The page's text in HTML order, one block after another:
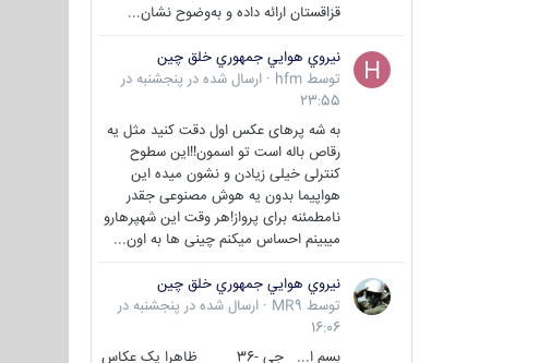
قزاقستان ارائه داده و به‌وضوح نشان...
نيروي هوايي جمهوري خلق چين
توسط hfm
· ارسال شده در پنجشنبه در
23:55
به شه پرهای عکس اول دقت کنید مثل یه
رقاص باله است تو اسمون!!این سطوح
کنترلی خیلی زیادن و نشون میده این
هواپیما بدون یه هوش مصنوعی جقدر
نامطمئنه برای پرواز!هر وقت این شهپرهارو
میبینم احساس میکنم چینی ها به اون...
نيروي هوايي جمهوري خلق چين
توسط MR9
· ارسال شده در پنجشنبه در
16:06
بسم ا... جی -36 ظاهرا یک عکاس